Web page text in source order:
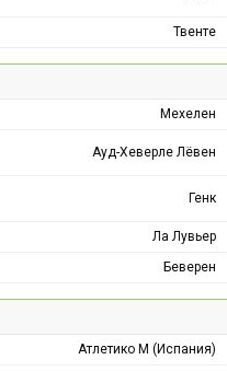
Твенте
Мехелен
Ауд-Хеверле Лёвен
Генк
Ла Лувьер
Беверен
Атлетико М (Испания)